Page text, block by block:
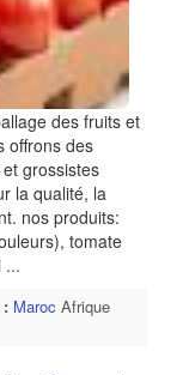
des fruits et
offrons des
grossistes
la qualité, la
nos produits:
tomate
...
: Maroc Afrique